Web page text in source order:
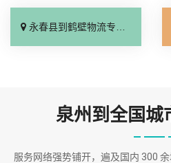
永春县到鹤壁物流专线_快运有保障「计费标准」
泉州到全国城
服务网络强势铺开，遍及国内 300